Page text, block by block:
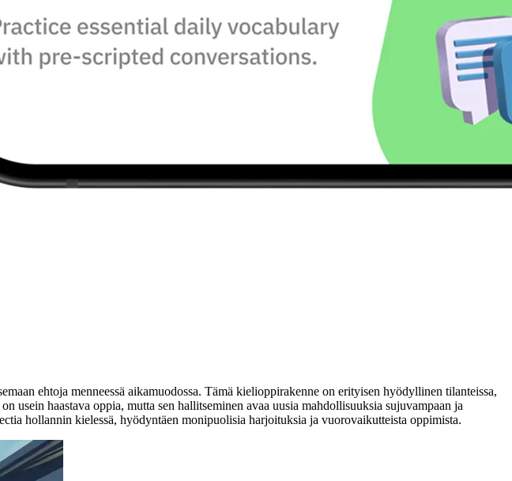
ehtoja menneessä aikamuodossa. Tämä kielioppirakenne on erityisen hyödyllinen tilanteissa,
on usein haastava oppia, mutta sen hallitseminen avaa uusia mahdollisuuksia sujuvampaan ja
hollannin kielessä, hyödyntäen monipuolisia harjoituksia ja vuorovaikutteista oppimista.